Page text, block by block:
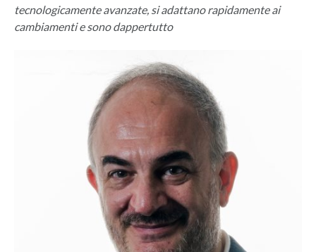
tecnologicamente avanzate, si adattano rapidamente ai
cambiamenti e sono dappertutto